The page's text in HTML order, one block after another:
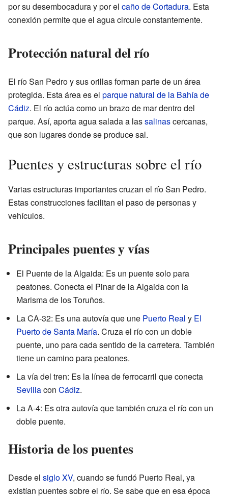
por su desembocadura y por el caño de Cortadura. Esta
conexión permite que el agua circule constantemente.
Protección natural del río
El río San Pedro y sus orillas forman parte de un área
protegida. Esta área es el parque natural de la Bahía de
Cádiz. El río actúa como un brazo de mar dentro del
parque. Así, aporta agua salada a lassalinascercanas,
que son lugares donde se produce sal.
Puentes y estructuras sobre el río
Varias estructuras importantes cruzan el río San Pedro.
Estas construcciones facilitan el paso de personas y
vehículos.
Principales puentes y vías
El Puente de la Algaida: Es un puente solo para
peatones. Conecta el Pinar de la Algaida con la
Marisma de los Toruños.
La CA-32: Es una autovía que une Puerto Real y El
Puerto de Santa María. Cruza el río con un doble
puente, uno para cada sentido de la carretera. También
tiene un camino para peatones.
La vía del tren: Es la línea de ferrocarril que conecta
Sevillacon Cádiz.
La A-4: Es otra autovía que también cruza el río con un
doble puente.
Historia de los puentes
Desde el siglo XV, cuando se fundó Puerto Real, ya
existían puentes sobre el río. Se sabe que en esa época